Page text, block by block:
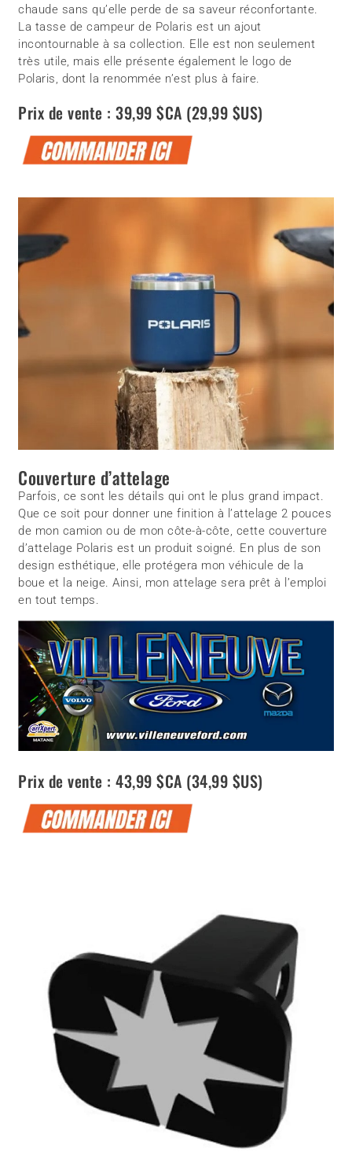
chaude sans qu’elle perde de sa saveur réconfortante.
La tasse de campeur de Polaris est un ajout
incontournable à sa collection. Elle est non seulement
très utile, mais elle présente également le logo de
Polaris, dont la renommée n’est plus à faire.
Prix de vente : 39,99 $CA (29,99 $US)
Couverture d’attelage
Parfois, ce sont les détails qui ont le plus grand impact.
Que ce soit pour donner une finition à l’attelage 2 pouces
de mon camion ou de mon côte-à-côte, cette couverture
d’attelage Polaris est un produit soigné. En plus de son
design esthétique, elle protégera mon véhicule de la
boue et la neige. Ainsi, mon attelage sera prêt à l’emploi
en tout temps.
Prix de vente : 43,99 $CA (34,99 $US)